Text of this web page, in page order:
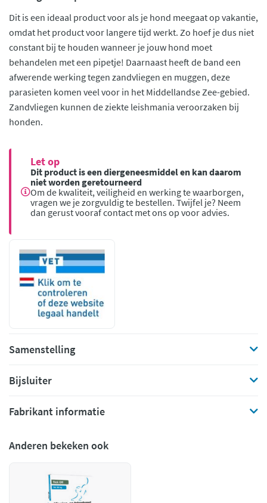
Dit is een ideaal product voor als je hond meegaat op vakantie,
omdat het product voor langere tijd werkt. Zo hoef je dus niet
constant bij te houden wanneer je jouw hond moet
behandelen met een pipetje! Daarnaast heeft de band een
afwerende werking tegen zandvliegen en muggen, deze
parasieten komen veel voor in het Middellandse Zee-gebied.
Zandvliegen kunnen de ziekte leishmania veroorzaken bij
honden.
Let op
Dit product is een diergeneesmiddel en kan daarom
niet worden geretourneerd
Om de kwaliteit, veiligheid en werking te waarborgen,
vragen we je zorgvuldig te bestellen. Twijfel je? Neem
dan gerust vooraf contact met ons op voor advies.
Samenstelling
Bijsluiter
Fabrikant informatie
Anderen bekeken ook